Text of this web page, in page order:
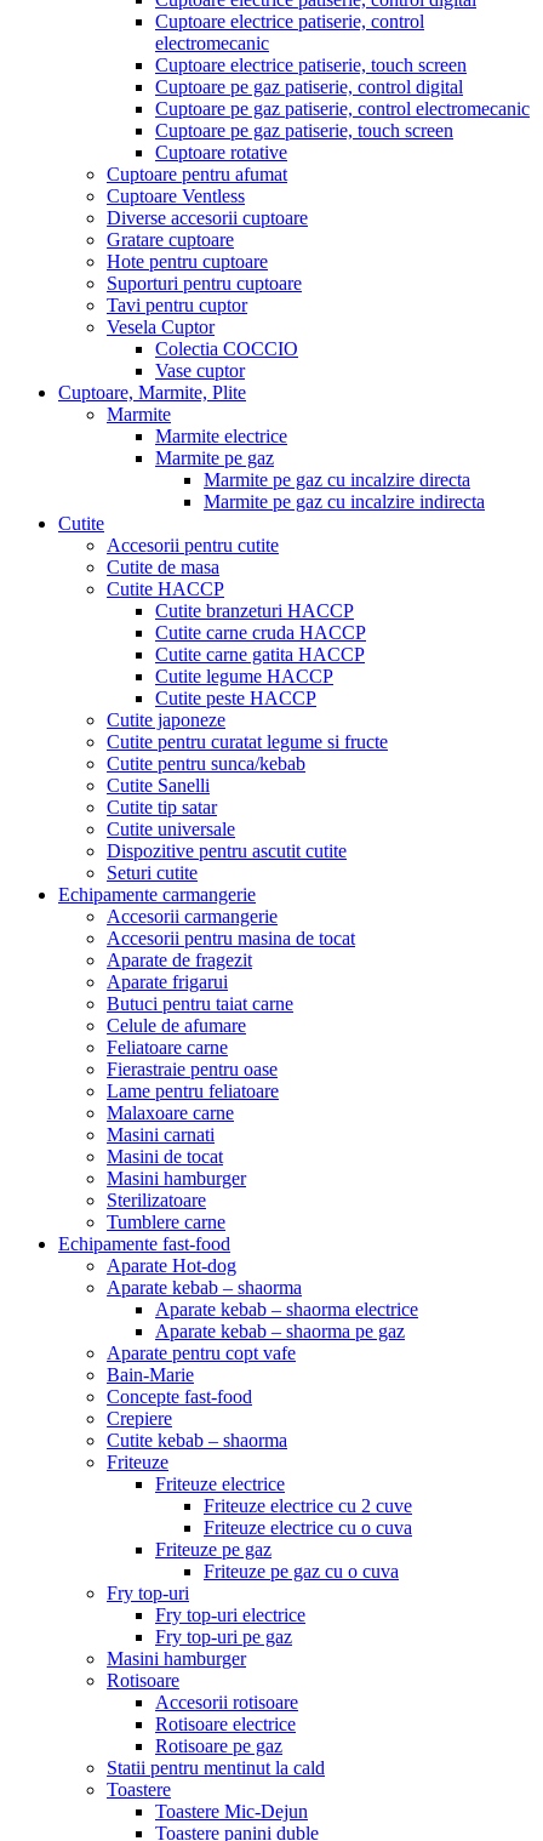
Cuptoare electrice patiserie, control
electromecanic
Cuptoare electrice patiserie, touch screen
Cuptoare pe gaz patiserie, control digital
Cuptoare pe gaz patiserie, control electromecanic
Cuptoare pe gaz patiserie, touch screen
Cuptoare rotative
Cuptoare pentru afumat
Cuptoare Ventless
Diverse accesorii cuptoare
Gratare cuptoare
Hote pentru cuptoare
Suporturi pentru cuptoare
Tavi pentru cuptor
Vesela Cuptor
Colectia COCCIO
Vase cuptor
Cuptoare, Marmite, Plite
Marmite
Marmite electrice
Marmite pe gaz
Marmite pe gaz cu incalzire directa
Marmite pe gaz cu incalzire indirecta
Cutite
Accesorii pentru cutite
Cutite de masa
Cutite HACCP
Cutite branzeturi HACCP
Cutite carne cruda HACCP
Cutite carne gatita HACCP
Cutite legume HACCP
Cutite peste HACCP
Cutite japoneze
Cutite pentru curatat legume si fructe
Cutite pentru sunca/kebab
Cutite Sanelli
Cutite tip satar
Cutite universale
Dispozitive pentru ascutit cutite
Seturi cutite
Echipamente carmangerie
Accesorii carmangerie
Accesorii pentru masina de tocat
Aparate de fragezit
Aparate frigarui
Butuci pentru taiat carne
Celule de afumare
Feliatoare carne
Fierastraie pentru oase
Lame pentru feliatoare
Malaxoare carne
Masini carnati
Masini de tocat
Masini hamburger
Sterilizatoare
Tumblere carne
Echipamente fast-food
Aparate Hot-dog
Aparate kebab – shaorma
Aparate kebab – shaorma electrice
Aparate kebab – shaorma pe gaz
Aparate pentru copt vafe
Bain-Marie
Concepte fast-food
Crepiere
Cutite kebab – shaorma
Friteuze
Friteuze electrice
Friteuze electrice cu 2 cuve
Friteuze electrice cu o cuva
Friteuze pe gaz
Friteuze pe gaz cu o cuva
Fry top-uri
Fry top-uri electrice
Fry top-uri pe gaz
Masini hamburger
Rotisoare
Accesorii rotisoare
Rotisoare electrice
Rotisoare pe gaz
Statii pentru mentinut la cald
Toastere
Toastere Mic-Dejun
Toastere panini duble